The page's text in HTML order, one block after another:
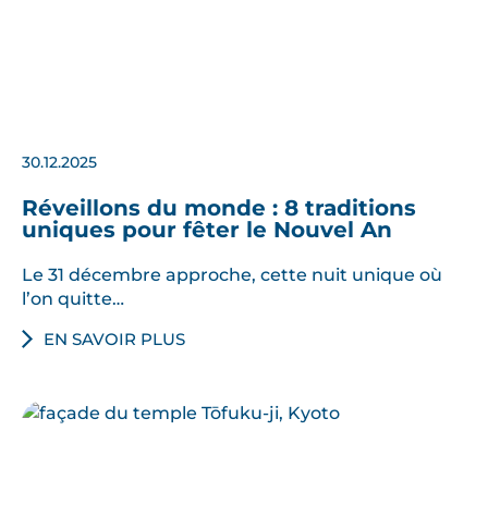
30.12.2025
Réveillons du monde : 8 traditions
uniques pour fêter le Nouvel An
Le 31 décembre approche, cette nuit unique où
l’on quitte…
EN SAVOIR PLUS